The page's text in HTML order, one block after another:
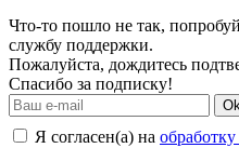
Что-то пошло не так,
службу поддержки.
Пожалуйста, дождитесь
Спасибо за подписку!
Я согласен(а) на